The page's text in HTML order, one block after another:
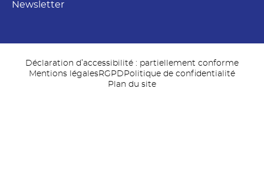
Newsletter
Déclaration d’accessibilité : partiellement conforme
Mentions légalesRGPD Politique de confidentialité
Plan du site